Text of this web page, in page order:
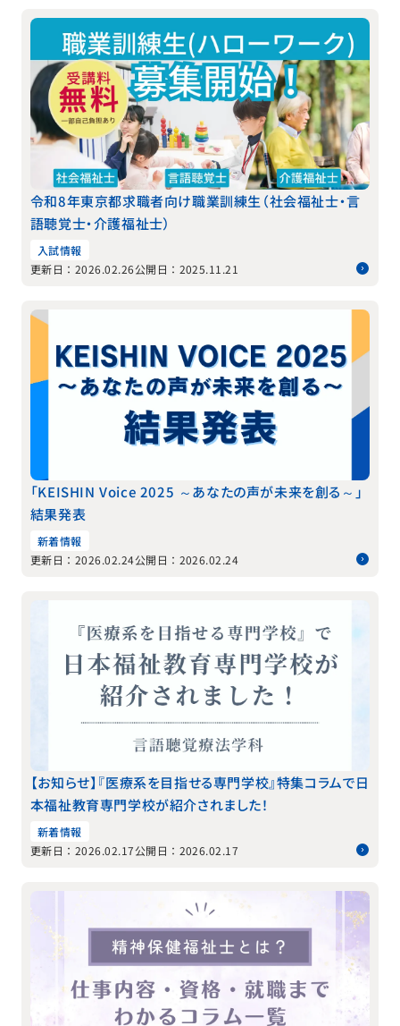
令和8年東京都求職者向け職業訓練生（社会福祉士・言
語聴覚士・介護福祉士）
入試情報
更新日：2026.02.26公開日：2025.11.21
「KEISHIN Voice 2025 ～あなたの声が未来を創る～」
結果発表
新着情報
更新日：2026.02.24公開日：2026.02.24
【お知らせ】『医療系を目指せる専門学校』特集コラムで日
本福祉教育専門学校が紹介されました！
新着情報
更新日：2026.02.17公開日：2026.02.17